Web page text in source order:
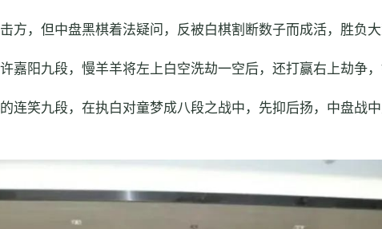
方，但中盘黑棋着法疑问，反被白棋割断数子而成活，胜负大
嘉阳九段，慢羊羊将左上白空洗劫一空后，还打赢右上劫争，
连笑九段，在执白对童梦成八段之战中，先抑后扬，中盘战